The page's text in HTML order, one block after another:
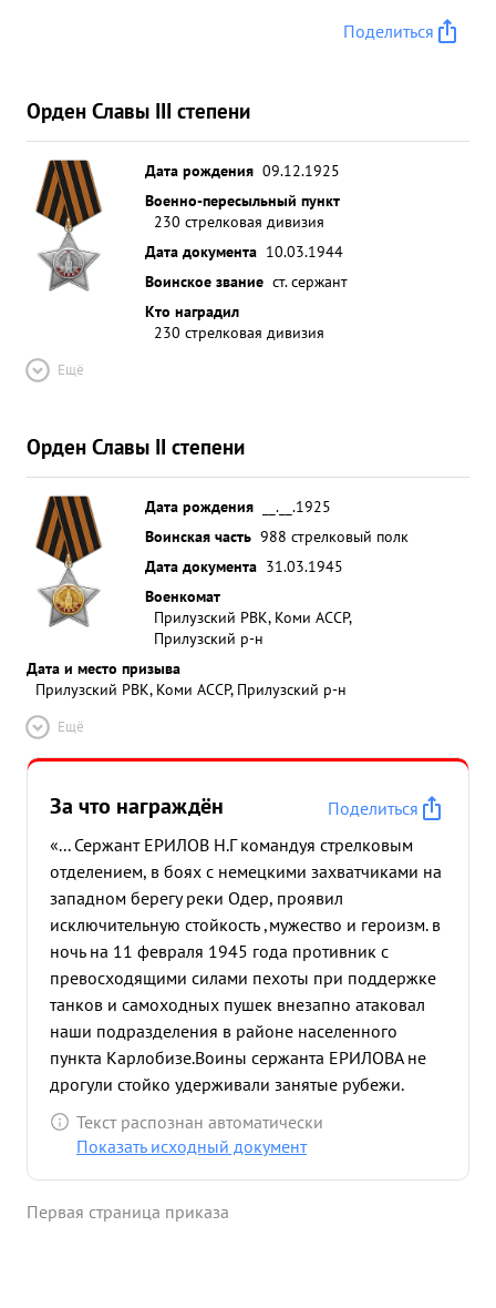
Поделиться
Орден Славы III степени
Дата рождения 09.12.1925
Военно-пересыльный пункт
230 стрелковая дивизия
Дата документа 10.03.1944
Воинское звание ст. сержант
Кто наградил
230 стрелковая дивизия
Ещё
Орден Славы II степени
Дата рождения
__.__.1925
Воинская часть 988 стрелковый полк
Дата документа 31.03.1945
Военкомат
Прилузский РВК, Коми АССР,
Прилузский р-н
Дата и место призыва
Прилузский РВК, Коми АССР, Прилузский р-н
Ещё
За что награждён
Поделиться
«... Сержант ЕРИЛОВ Н.Г командуя стрелковым
отделением, в боях с немецкими захватчиками на
западном берегу реки Одер, проявил
исключительную стойкость ,мужество и героизм. в
ночь на 11 февраля 1945 года противник с
превосходящими силами пехоты при поддержке
танков и самоходных пушек внезапно атаковал
наши подразделения в районе населенного
пункта Карлобизе.Воины сержанта ЕРИЛОВА не
дрогули стойко удерживали занятые рубежи.
Умело командуя отделением сержант ЕРИЛОВ
подпускал противника на близкое расстояние и
затем при поддержке своей артиллерии и
Текст распознан автоматически
Показать исходный документ
Первая страница приказа